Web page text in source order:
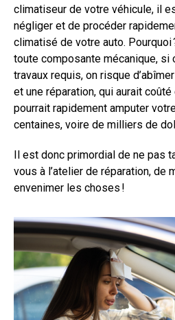
climatiseur de votre véhicule, il
négliger et de procéder
climatisé de votre auto. Pourquoi
toute composante mécanique, si
travaux requis, on risque
et une réparation, qui aurait
pourrait rapidement amputer
centaines, voire de milliers de
Il est donc primordial de ne pas
vous à l’atelier de réparation, de
envenimer les choses !